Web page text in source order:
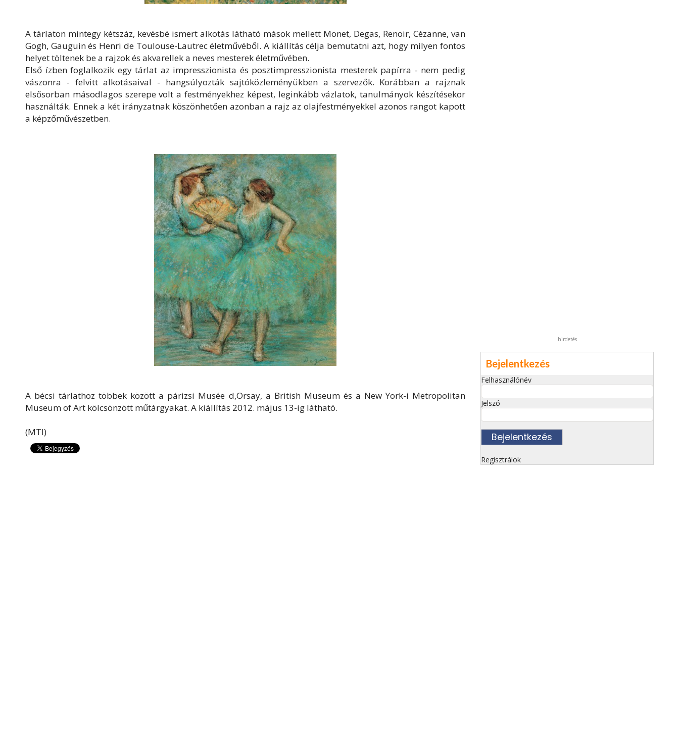
A tárlaton mintegy kétszáz, kevésbé ismert alkotás látható mások mellett Monet, Degas, Renoir, Cézanne, van
Gogh, Gauguin és Henri de Toulouse-Lautrec életművéből. A kiállítás célja bemutatni azt, hogy milyen fontos
helyet töltenek be a rajzok és akvarellek a neves mesterek életművében.
Első ízben foglalkozik egy tárlat az impresszionista és posztimpresszionista mesterek papírra - nem pedig
vászonra - felvitt alkotásaival - hangsúlyozták sajtóközleményükben a szervezők. Korábban a rajznak
elsősorban másodlagos szerepe volt a festményekhez képest, leginkább vázlatok, tanulmányok készítésekor
használták. Ennek a két irányzatnak köszönhetően azonban a rajz az olajfestményekkel azonos rangot kapott
a képzőművészetben.
A bécsi tárlathoz többek között a párizsi Musée d,Orsay, a British Museum és a New York-i Metropolitan
Museum of Art kölcsönzött műtárgyakat. A kiállítás 2012. május 13-ig látható.
(MTI)
hirdetés
Bejelentkezés
Felhasználónév
Jelszó
Regisztrálok